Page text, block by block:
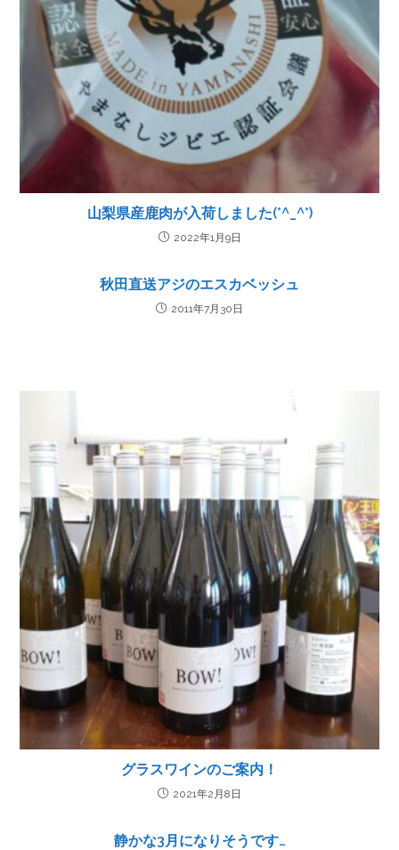
山梨県産鹿肉が入荷しました(*^_^*)
2022年1月9日
秋田直送アジのエスカベッシュ
2011年7月30日
グラスワインのご案内！
2021年2月8日
静かな3月になりそうです…